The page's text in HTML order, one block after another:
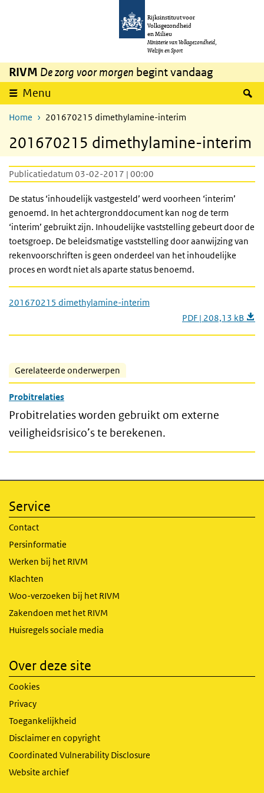
Overslaan en naar de inhoud gaan
Rijksinstituut voor
Volksgezondheid
en Milieu
Ministerie van Volksgezondheid,
Welzijn en Sport
RIVM De zorg voor morgen begint vandaag
Menu
Home 201670215 dimethylamine-interim
201670215 dimethylamine-interim
Publicatiedatum 03-02-2017 | 00:00
De status ‘inhoudelijk vastgesteld’ werd voorheen ‘interim’
genoemd. In het achtergronddocument kan nog de term
‘interim’ gebruikt zijn. Inhoudelijke vaststelling gebeurt door de
toetsgroep. De beleidsmatige vaststelling door aanwijzing van
rekenvoorschriften is geen onderdeel van het inhoudelijke
proces en wordt niet als aparte status benoemd.
201670215 dimethylamine-interim
PDF | 208,13 kB
Gerelateerde onderwerpen
Probitrelaties
Probitrelaties worden gebruikt om externe
veiligheidsrisico’s te berekenen.
Service
Contact
Persinformatie
Werken bij het RIVM
Klachten
Woo-verzoeken bij het RIVM
Zakendoen met het RIVM
Huisregels sociale media
Over deze site
Cookies
Privacy
Toegankelijkheid
Disclaimer en copyright
Coordinated Vulnerability Disclosure
Website archief